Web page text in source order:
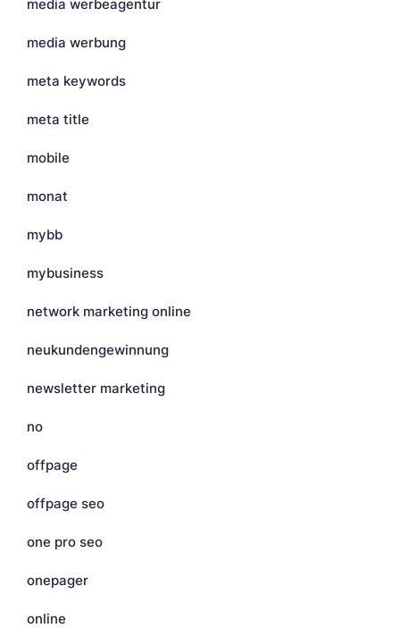
media werbeagentur
media werbung
meta keywords
meta title
mobile
monat
mybb
mybusiness
network marketing online
neukundengewinnung
newsletter marketing
no
offpage
offpage seo
one pro seo
onepager
online